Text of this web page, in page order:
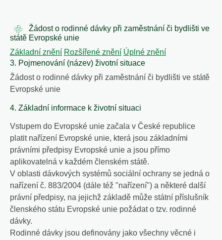
Žádost o rodinné dávky při zaměstnání či bydlišti ve
státě Evropské unie
Základní znění Rozšířené znění Úplné znění
3. Pojmenování (název) životní situace
Žádost o rodinné dávky při zaměstnání či bydlišti ve státě
Evropské unie
4. Základní informace k životní situaci
Vstupem do Evropské unie začala v České republice
platit nařízení Evropské unie, která jsou základními
právními předpisy Evropské unie a jsou přímo
aplikovatelná v každém členském státě.
V oblasti dávkových systémů sociální ochrany se jedná o
nařízení č. 883/2004 (dále též "nařízení") a některé další
právní předpisy, na jejichž základě může státní příslušník
členského státu Evropské unie požádat o tzv. rodinné
dávky.
Rodinné dávky jsou definovány jako všechny věcné i